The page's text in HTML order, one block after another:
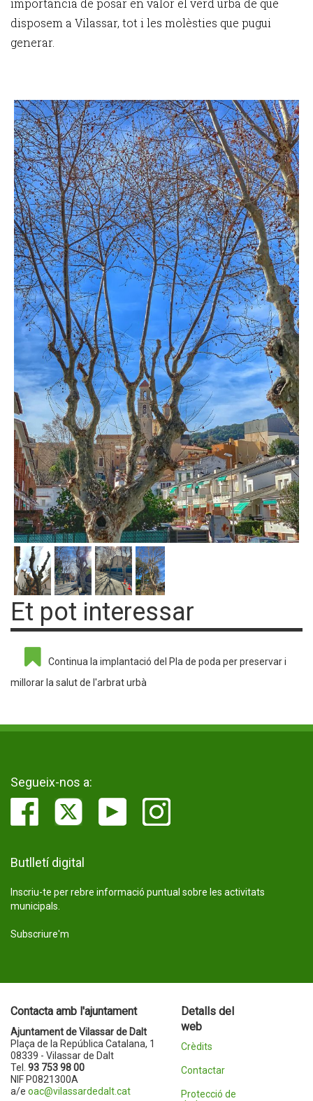
importància de posar en valor el verd urbà de què
disposem a Vilassar, tot i les molèsties que pugui
generar.
Et pot interessar
Continua la implantació del Pla de poda per preservar i
millorar la salut de l'arbrat urbà
Segueix-nos a:
Butlletí digital
Inscriu-te per rebre informació puntual sobre les activitats
municipals.
Subscriure'm
Contacta amb l'ajuntament
Ajuntament de Vilassar de Dalt
Plaça de la República Catalana, 1
08339 - Vilassar de Dalt
Tel. 93 753 98 00
NIF P0821300A
a/e oac@vilassardedalt.cat
Detalls del
web
Crèdits
Contactar
Protecció de